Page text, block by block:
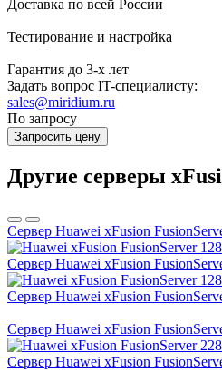
Доставка по всей России
Тестирование и настройка
Гарантия до 3-х лет
Задать вопрос IT-специалисту:
sales@miridium.ru
По запросу
Запросить цену
Другие серверы
Сервер Huawei xFusion
Сервер Huawei xFusion
Сервер Huawei xFusion
Сервер Huawei xFusion
Сервер Huawei xFusion